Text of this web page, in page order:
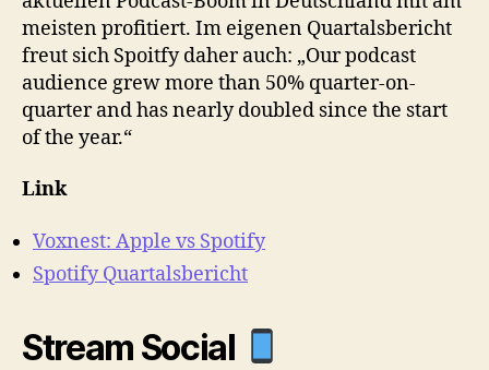
meisten profitiert. Im eigenen Quartalsbericht
freut sich Spoitfy daher auch: „Our podcast
audience grew more than 50% quarter-on-
quarter and has nearly doubled since the start
of the year.“
Link
Voxnest: Apple vs Spotify
Spotify Quartalsbericht
Stream Social